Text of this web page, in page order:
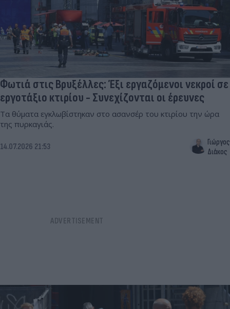
Φωτιά στις Βρυξέλλες: Έξι εργαζόμενοι νεκροί σε
εργοτάξιο κτιρίου - Συνεχίζονται οι έρευνες
Τα θύματα εγκλωβίστηκαν στο ασανσέρ του κτιρίου την ώρα
της πυρκαγιάς.
14.07.2026 21:53
Γιώργος
Διάκος